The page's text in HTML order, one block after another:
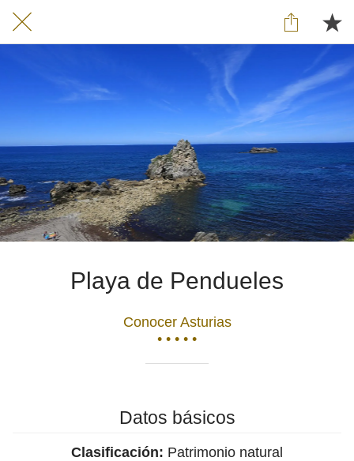
Playa de Pendueles
Conocer Asturias
• • • • •
Datos básicos
Clasificación: Patrimonio natural